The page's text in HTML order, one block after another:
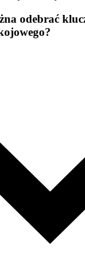
odebrać